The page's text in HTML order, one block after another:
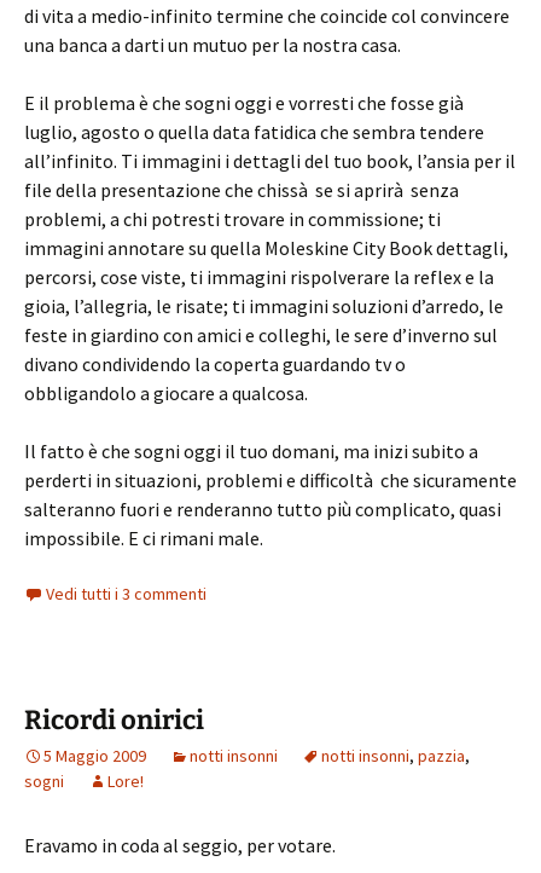
di vita a medio-infinito termine che coincide col convincere
una banca a darti un mutuo per la nostra casa.
E il problema è che sogni oggi e vorresti che fosse già
luglio, agosto o quella data fatidica che sembra tendere
all’infinito. Ti immagini i dettagli del tuo book, l’ansia per il
file della presentazione che chissà se si aprirà senza
problemi, a chi potresti trovare in commissione; ti
immagini annotare su quella Moleskine City Book dettagli,
percorsi, cose viste, ti immagini rispolverare la reflex e la
gioia, l’allegria, le risate; ti immagini soluzioni d’arredo, le
feste in giardino con amici e colleghi, le sere d’inverno sul
divano condividendo la coperta guardando tv o
obbligandolo a giocare a qualcosa.
Il fatto è che sogni oggi il tuo domani, ma inizi subito a
perderti in situazioni, problemi e difficoltà che sicuramente
salteranno fuori e renderanno tutto più complicato, quasi
impossibile. E ci rimani male.
Vedi tutti i 3 commenti
Ricordi onirici
5 Maggio 2009 notti insonni notti insonni, pazzia,
sogni
Lore!
Eravamo in coda al seggio, per votare.